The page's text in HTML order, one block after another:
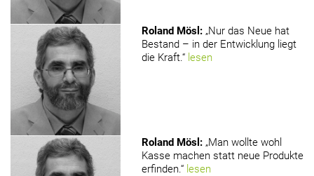
Roland Mösl : „Nur das Neue hat
Bestand – in der Entwicklung liegt
die Kraft.“ lesen
Roland Mösl : „Man wollte wohl
Kasse machen statt neue Produkte
erfinden.“ lesen